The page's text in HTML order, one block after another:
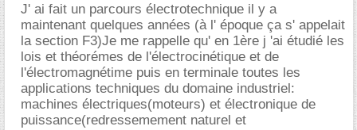
J' ai fait un parcours électrotechnique il y a
maintenant quelques années (à l' époque ça s' appelait
la section F3)Je me rappelle qu' en 1ère j 'ai étudié les
lois et théorémes de l'électrocinétique et de
l'électromagnétime puis en terminale toutes les
applications techniques du domaine industriel:
machines électriques(moteurs) et électronique de
puissance(redressemement naturel et